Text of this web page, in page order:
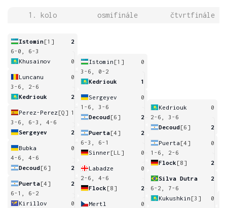
1. kolo osmifinále čtvrtfinále
Istomin[1]
2
6-0, 6-3
Khusainov
0
Luncanu
0
3-6, 2-6
Kedriouk
2
Perez-Perez [Q] 1
3-6, 6-3, 4-6
Sergeyev
2
Bubka
0
4-6, 4-6
Decoud[6] 2
Puerta[4]
2
6-1, 6-2
Kirillov
0
Istomin [1]
0
3-6, 0-2
Kedriouk
1
Sergeyev
0
1-6, 3-6
Decoud[6] 2
Puerta[4]
2
6-3, 6-1
Sinner[LL] 0
Labadze
0
2-6, 4-6
Flock [8] 2
Mertl
0
Kedriouk
0
2-6, 3-6
Decoud[6] 2
Puerta [4]
0
1-6, 2-6
Flock [8] 2
Silva Dutra
2
6-2, 7-6
Kukushkin [3] 0